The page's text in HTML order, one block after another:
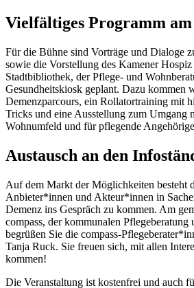
Vielfältiges Programm
Für die Bühne sind Vorträge und Dialoge
sowie die Vorstellung des Kamener
Stadtbibliothek, der Pflege- und
Gesundheitskiosk geplant. Dazu kommen
Demenzparcours, ein Rollatortraining mit
Tricks und eine Ausstellung zum Umgang
Wohnumfeld und für pflegende
Austausch an den
Auf dem Markt der Möglichkeiten besteht
Anbieter*innen und Akteur*innen in
Demenz ins Gespräch zu kommen. Am
compass, der kommunalen Pflegeberatung
begrüßen Sie die compass-
Tanja Ruck. Sie freuen sich, mit allen
kommen!
Die Veranstaltung ist kostenfrei und auch